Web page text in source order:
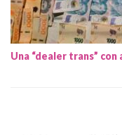
Una “dealer trans”